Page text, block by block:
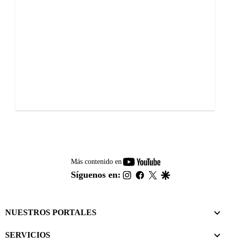
Más contenido en
youtube-
footer
Síguenos en: instagram
facebook
twitter
NUESTROS PORTALES
SERVICIOS